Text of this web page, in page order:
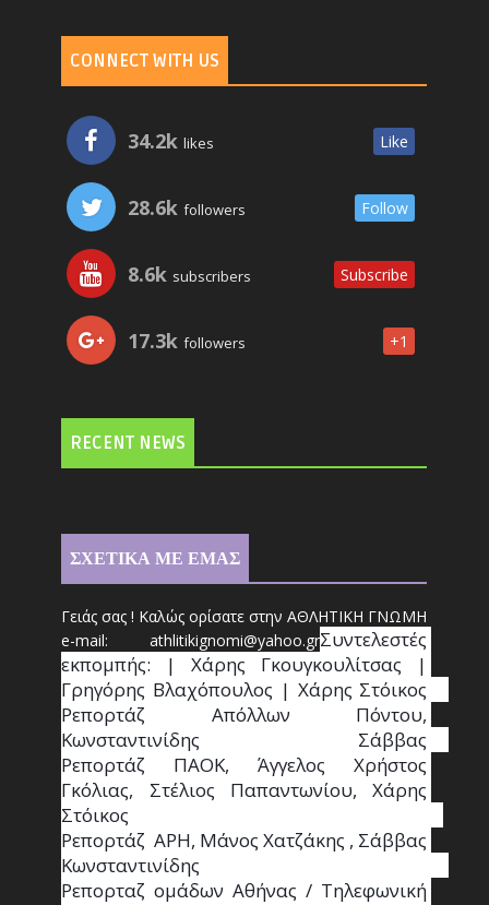
CONNECT WITH US
34.2k likes Like
28.6k followers Follow
8.6k subscribers Subscribe
17.3k followers +1
RECENT NEWS
ΣΧΕΤΙΚΑ ΜΕ ΕΜΑΣ
Γειάς σας ! Καλώς ορίσατε στην ΑΘΛΗΤΙΚΗ ΓΝΩΜΗ
e-mail: athlitikignomi@yahoo.grΣυντελεστές
εκπομπής: | Χάρης Γκουγκουλίτσας |
Γρηγόρης Βλαχόπουλος | Χάρης Στόικος
Ρεπορτάζ Απόλλων Πόντου,
Κωνσταντινίδης   Σάββας
Ρεπορτάζ ΠΑΟΚ, Άγγελος Χρήστος
Γκόλιας, Στέλιος Παπαντωνίου, Χάρης
Στόικος
Ρεπορτάζ  ΑΡΗ, Μάνος Χατζάκης , Σάββας
Κωνσταντινίδης
Ρεπορταζ ομάδων Αθήνας / Τηλεφωνική